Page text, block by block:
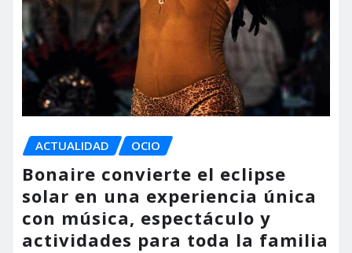
ACTUALIDAD OCIO
Bonaire convierte el eclipse
solar en una experiencia única
con música, espectáculo y
actividades para toda la familia